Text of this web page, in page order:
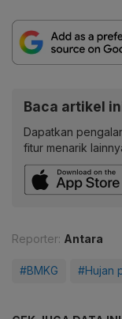
Baca artikel
Dapatkan
fitur menarik
Reporter: Antara
#BMKG #Hujan